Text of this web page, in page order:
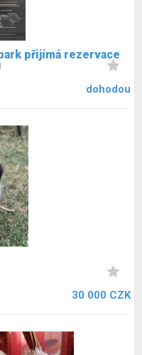
přijímá rezervace
dohodou
30 000 CZK